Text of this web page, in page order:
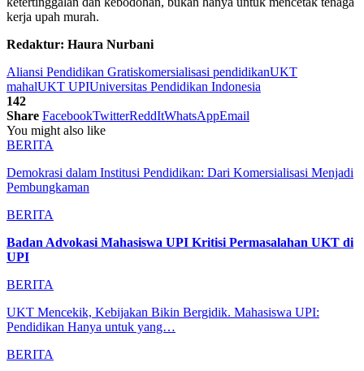
kerja upah murah.
Redaktur: Haura Nurbani
Aliansi Pendidikan Gratiskomersialisasi pendidikanUKT
mahalUKT UPIUniversitas Pendidikan Indonesia
142
Share FacebookTwitterReddItWhatsAppEmail
You might also like
BERITA
Demokrasi dalam Institusi Pendidikan: Dari Komersialisasi Menjadi
Pembungkaman
BERITA
Badan Advokasi Mahasiswa UPI Kritisi Permasalahan UKT di
UPI
BERITA
UKT Mencekik, Kebijakan Bikin Bergidik. Mahasiswa UPI:
Pendidikan Hanya untuk yang…
BERITA